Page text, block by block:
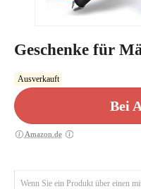
Geschenke für
Ausverkauft
Bei
Amazon.de
Wenn Sie ein Produkt über einen